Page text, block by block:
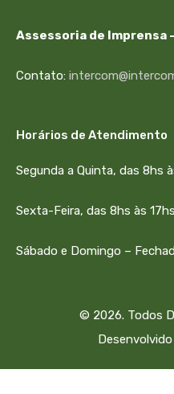
Assessoria de Imprensa
Contato:
Horários de Atendimento
Segunda a Quinta, das 8hs
Sexta-Feira, das 8hs às 17hs
Sábado e Domingo –
© 2026. Todos